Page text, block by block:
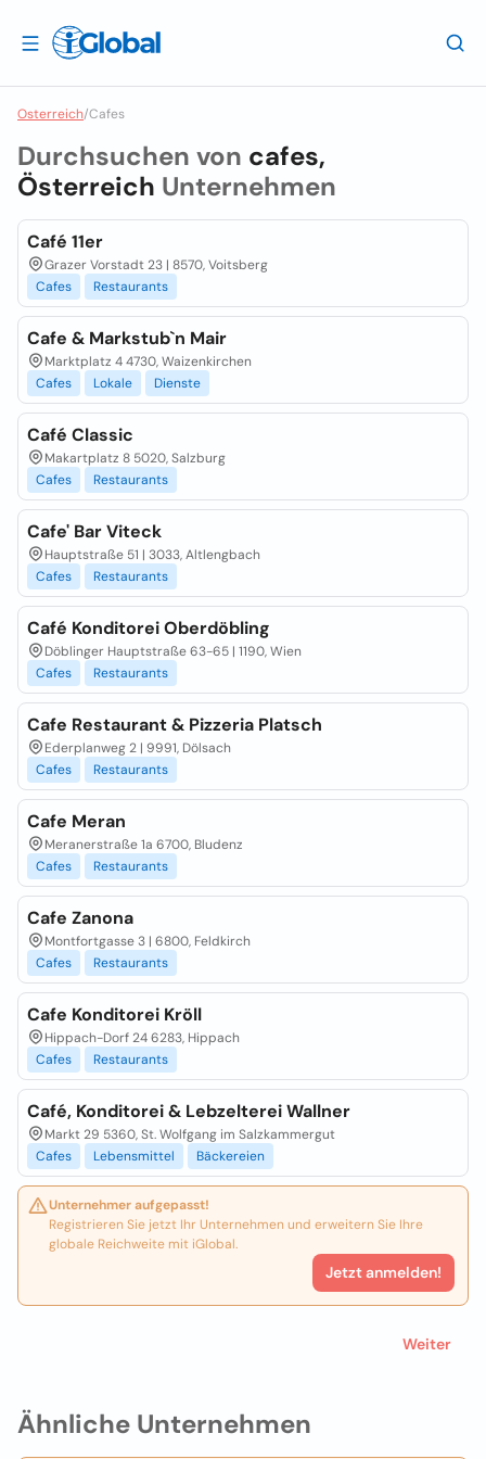
Osterreich/Cafes
Ähnliche Unternehmen
Durchsuchen von cafes,
Österreich Unternehmen
Café 11er
Grazer Vorstadt 23 | 8570, Voitsberg
Cafes
Restaurants
Cafe & Markstub`n Mair
Marktplatz 4 4730, Waizenkirchen
Cafes
Lokale Dienste
Café Classic
Makartplatz 8 5020, Salzburg
Cafes
Restaurants
Cafe' Bar Viteck
Hauptstraße 51 | 3033, Altlengbach
Cafes
Restaurants
Café Konditorei Oberdöbling
Döblinger Hauptstraße 63-65 | 1190, Wien
Cafes
Restaurants
Cafe Restaurant & Pizzeria Platsch
Ederplanweg 2 | 9991, Dölsach
Cafes
Restaurants
Cafe Meran
Meranerstraße 1a 6700, Bludenz
Cafes
Restaurants
Cafe Zanona
Montfortgasse 3 | 6800, Feldkirch
Cafes
Restaurants
Cafe Konditorei Kröll
Hippach-Dorf 24 6283, Hippach
Cafes
Restaurants
Café, Konditorei & Lebzelterei Wallner
Markt 29 5360, St. Wolfgang im Salzkammergut
Cafes
Lebensmittel Bäckereien
Unternehmer aufgepasst!
Registrieren Sie jetzt Ihr Unternehmen und erweitern Sie Ihre
globale Reichweite mit iGlobal.
Jetzt anmelden!
Weiter